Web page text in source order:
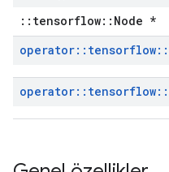
::tensorflow::Node *
operator:: tensorflow::
operator:: tensorflow::